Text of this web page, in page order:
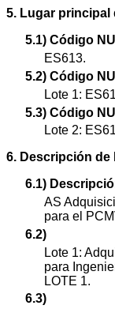
5. Lugar principal
5.1) Código
ES613.
5.2) Código
Lote 1:
5.3) Código
Lote 2:
6. Descripción de
6.1)
AS
para el
6.2)
Lote 1:
para
LOTE 1.
6.3)